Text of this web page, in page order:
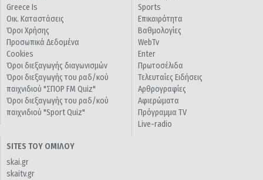
Greece Is
Οικ. Καταστάσεις
Όροι Χρήσης
Προσωπικά Δεδομένα
Cookies
Όροι διεξαγωγής διαγωνισμών
Όροι διεξαγωγής του ραδ/κού
παιχνιδιού "ΣΠΟΡ FM Quiz"
Όροι διεξαγωγής του ραδ/κού
παιχνιδιού "Sport Quiz"
Sports
Επικαιρότητα
Βαθμολογίες
WebTv
Enter
Πρωτοσέλιδα
Τελευταίες Ειδήσεις
Αρθρογραφίες
Αφιερώματα
Πρόγραμμα TV
Live-radio
SITES ΤΟΥ ΟΜΙΛΟΥ
skai.gr
skaitv.gr